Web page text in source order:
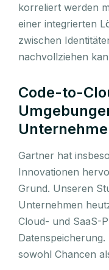
korreliert werden
einer integrierten
zwischen
nachvollziehen
Code-to-
Gartner hat
Innovationen
Grund. Unseren
Unternehmen
Cloud- und SaaS-
sowohl Chancen